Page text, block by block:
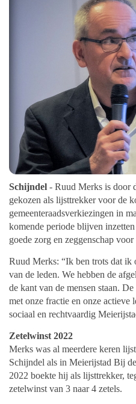
Schijndel - Ruud Merks is door
gekozen als lijsttrekker voor de
gemeenteraadsverkiezingen in
komende periode blijven
goede zorg en zeggenschap
Ruud Merks: “Ik ben trots dat
van de leden. We hebben de
de kant van de mensen staan.
met onze fractie en onze
sociaal en rechtvaardig
Zetelwinst 2022
Merks was al meerdere keren
Schijndel als in Meierijstad Bij
2022 boekte hij als lijsttrekker,
zetelwinst van 3 naar 4 zetels.